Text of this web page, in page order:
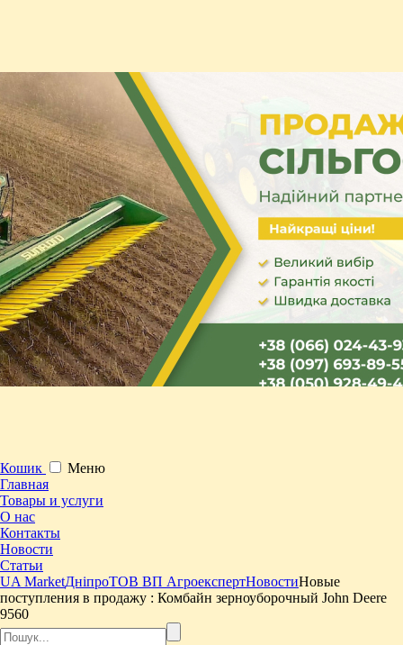
Кошик
Меню
Главная
Товары и услуги
О нас
Контакты
Новости
Статьи
UA MarketДніпроТОВ ВП АгроекспертНовостиНовые
поступления в продажу : ​Комбайн зерноуборочный John Deere
9560